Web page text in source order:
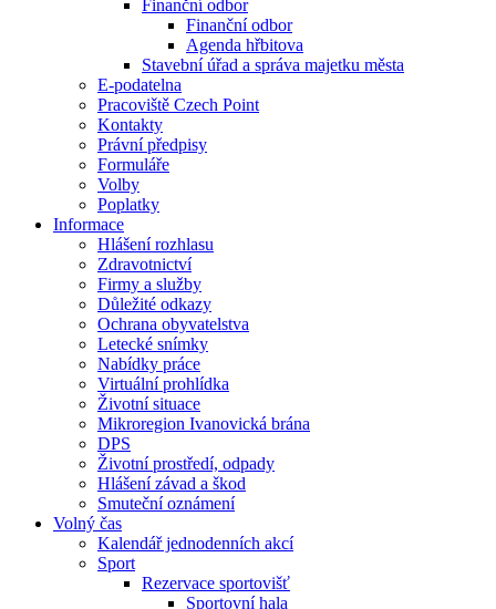
Finanční odbor
Finanční odbor
Agenda hřbitova
Stavební úřad a správa majetku města
E-podatelna
Pracoviště Czech Point
Kontakty
Právní předpisy
Formuláře
Volby
Poplatky
Informace
Hlášení rozhlasu
Zdravotnictví
Firmy a služby
Důležité odkazy
Ochrana obyvatelstva
Letecké snímky
Nabídky práce
Virtuální prohlídka
Životní situace
Mikroregion Ivanovická brána
DPS
Životní prostředí, odpady
Hlášení závad a škod
Smuteční oznámení
Volný čas
Kalendář jednodenních akcí
Sport
Rezervace sportovišť
Sportovní hala